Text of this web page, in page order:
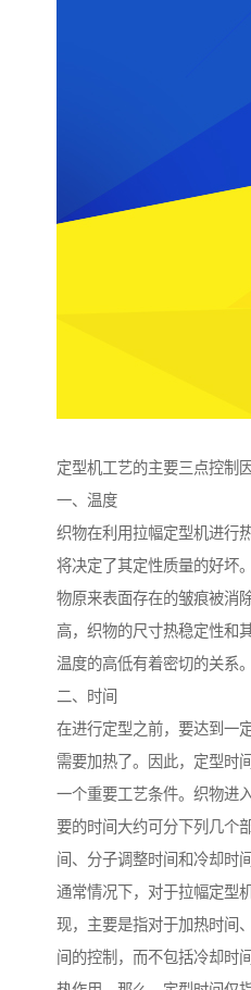
定型机工艺的主要三点控制因
一、温度
织物在利用拉幅定型机进行
将决定了其定性质量的好坏
物原来表面存在的皱痕被消
高，织物的尺寸热稳定性和
温度的高低有着密切的关系。
二、时间
在进行定型之前，要达到一
需要加热了。因此，定型时
一个重要工艺条件。织物进
要的时间大约可分下列几个
间、分子调整时间和冷却时间
通常情况下，对于拉幅定型
现，主要是指对于加热时间
间的控制，而不包括冷却时